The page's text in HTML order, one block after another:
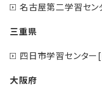
名古屋第二学習セン
三重県
四日市学習センタ
大阪府